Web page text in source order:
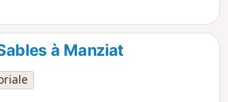
à la particularité d'avoir son chœur
qui surmonte le portail abrite
du XVe siècle.
à Manziat